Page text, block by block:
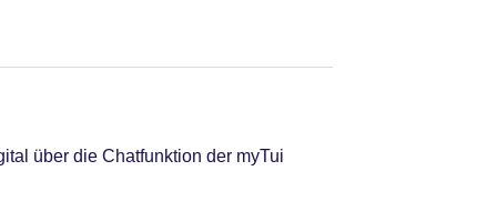
über die Chatfunktion der myTui